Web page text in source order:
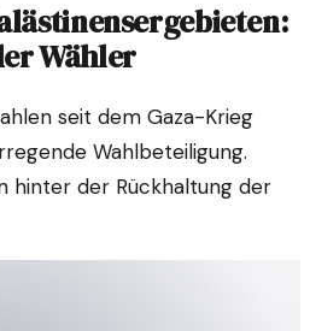
Wähler
seit dem Gaza-Krieg
Wahlbeteiligung.
hinter der Rückhaltung der